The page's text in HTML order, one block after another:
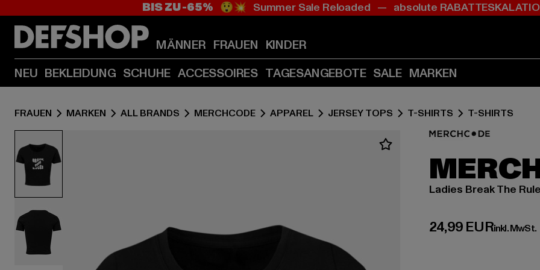
Zum
(Enter
drücken)
Zum
(Enter
drücken)
BIS ZU -65% 😲💥 Summer Sale Reloaded — absolute
MÄNNER FRAUEN KINDER
NEU BEKLEIDUNG SCHUHE ACCESSOIRES TAGESANGEBOTE SALE MARKEN
FRAUEN MARKEN ALL BRANDS MERCHCODE APPAREL JERSEY TOPS T-SHIRTS T-SHIRTS
Ladies Break The
24,99 EUR
Derzeitiger Preis:
inkl. MwSt.